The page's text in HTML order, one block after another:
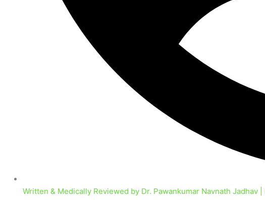
Written & Medically Reviewed by Dr. Pawankumar Navnath Jadhav |